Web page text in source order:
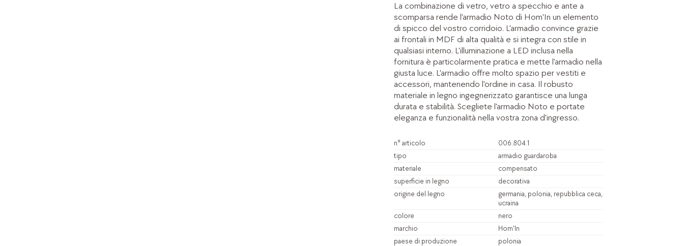
La combinazione di vetro, vetro a specchio e ante a
scomparsa rende l'armadio Noto di Hom'In un elemento
di spicco del vostro corridoio. L'armadio convince grazie
ai frontali in MDF di alta qualità e si integra con stile in
qualsiasi interno. L'illuminazione a LED inclusa nella
fornitura è particolarmente pratica e mette l'armadio nella
giusta luce. L'armadio offre molto spazio per vestiti e
accessori, mantenendo l'ordine in casa. Il robusto
materiale in legno ingegnerizzato garantisce una lunga
durata e stabilità. Scegliete l'armadio Noto e portate
eleganza e funzionalità nella vostra zona d'ingresso.
n° articolo
006.804.1
tipo
armadio guardaroba
materiale
compensato
superficie in legno
decorativa
origine del legno
germania, polonia, repubblica ceca,
ucraina
colore
nero
marchio
Hom'In
paese di produzione
polonia